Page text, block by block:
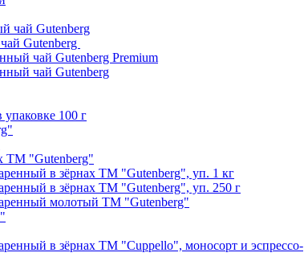
Gutenberg
чай Gutenberg Premium
чай Gutenberg
упаковке 100 г
ТМ "Gutenberg"
в зёрнах ТМ "Gutenberg", уп. 1 кг
в зёрнах ТМ "Gutenberg", уп. 250 г
молотый ТМ "Gutenberg"
в зёрнах ТМ "Cuppello", моносорт и эспрессо-